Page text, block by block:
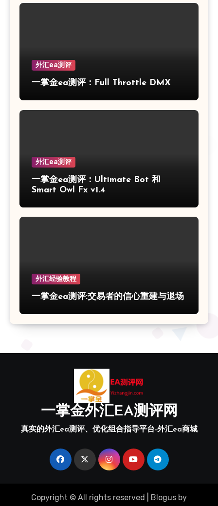
外汇ea测评
一掌金ea测评：Full Throttle DMX
外汇ea测评
一掌金ea测评：Ultimate Bot 和
Smart Owl Fx v1.4
外汇经验教程
一掌金ea测评:交易者的信心重建与退场
一掌金外汇EA测评网
真实的外汇ea测评、优化组合指导平台-外汇ea商城
Copyright © All rights reserved Blogus by